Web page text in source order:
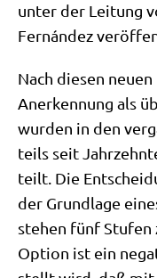
unter der Lei­tung
Fernán­dez
Nach die­sen
Aner­ken­nung als
wur­den in den
teils seit
teilt. Die
der Grund­la­ge
ste­hen fünf Stu­fen
Opti­on ist ein